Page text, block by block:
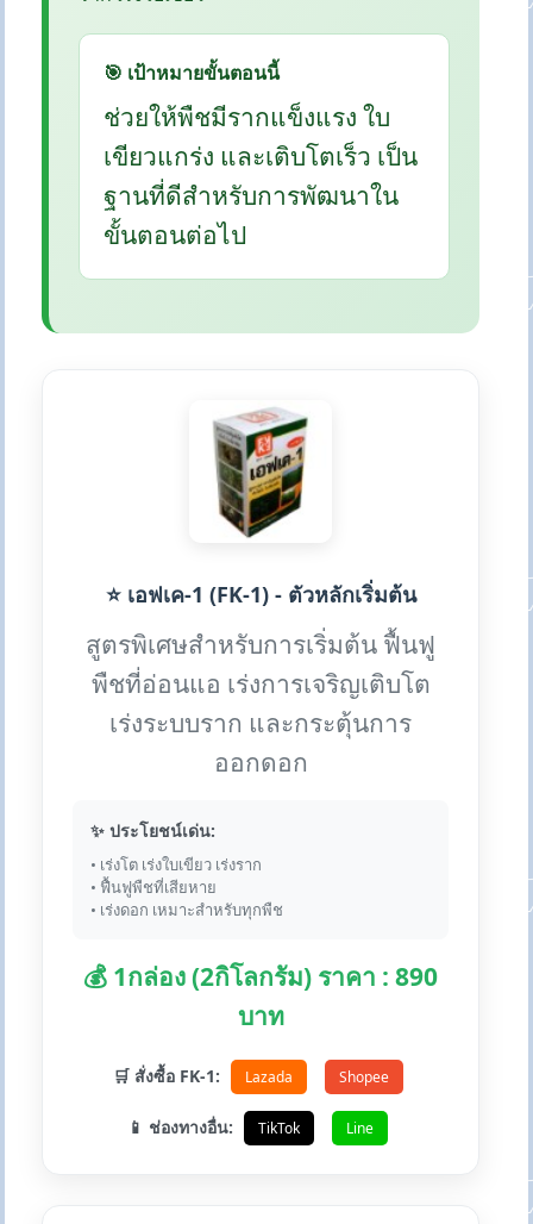
🎯 เป้าหมายขั้นตอนนี้
ช่วยให้พืชมีรากแข็งแรง ใบ
เขียวแกร่ง และเติบโตเร็ว เป็น
ฐานที่ดีสำหรับการพัฒนาใน
ขั้นตอนต่อไป
⭐ เอฟเค-1 (FK-1) - ตัวหลักเริ่มต้น
สูตรพิเศษสำหรับการเริ่มต้น ฟื้นฟู
พืชที่อ่อนแอ เร่งการเจริญเติบโต
เร่งระบบราก และกระตุ้นการ
ออกดอก
✨ ประโยชน์เด่น:
• เร่งโต เร่งใบเขียว เร่งราก
• ฟื้นฟูพืชที่เสียหาย
• เร่งดอก เหมาะสำหรับทุกพืช
💰 1กล่อง (2กิโลกรัม) ราคา : 890
บาท
🛒 สั่งซื้อ FK-1: Lazada Shopee
📱 ช่องทางอื่น: TikTok Line